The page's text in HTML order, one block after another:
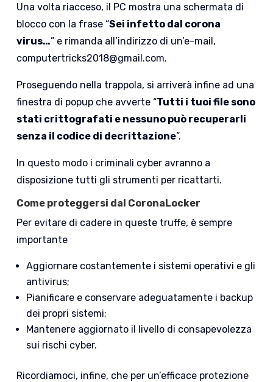
Una volta riacceso, il PC mostra una schermata di
blocco con la frase “Sei infetto dal corona
virus…” e rimanda all’indirizzo di un’e-mail,
computertricks2018@gmail.com.
Proseguendo nella trappola, si arriverà infine ad una
finestra di popup che avverte “Tutti i tuoi file sono
stati crittografati e nessuno può recuperarli
senza il codice di decrittazione”.
In questo modo i criminali cyber avranno a
disposizione tutti gli strumenti per ricattarti.
Come proteggersi dal CoronaLocker
Per evitare di cadere in queste truffe, è sempre
importante
Aggiornare costantemente i sistemi operativi e gli
antivirus;
Pianificare e conservare adeguatamente i backup
dei propri sistemi;
Mantenere aggiornato il livello di consapevolezza
sui rischi cyber.
Ricordiamoci, infine, che per un’efficace protezione